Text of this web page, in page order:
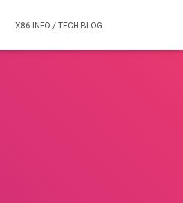
X86 INFO / TECH BLOG